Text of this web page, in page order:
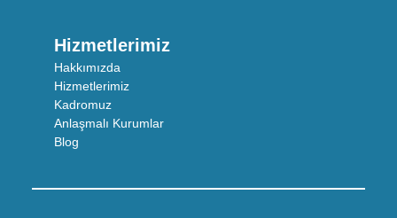
Hizmetlerimiz
Hakkımızda
Hizmetlerimiz
Kadromuz
Anlaşmalı Kurumlar
Blog